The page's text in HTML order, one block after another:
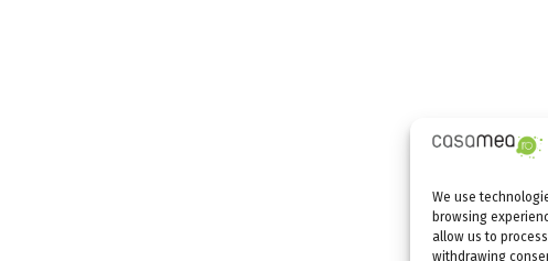
We use
browsing
allow us to
withdrawing